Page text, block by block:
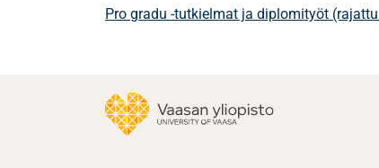
Pro gradu -tutkielmat ja diplomityöt